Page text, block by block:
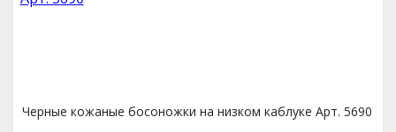
Черные кожаные босоножки на низком каблуке Арт. 5690